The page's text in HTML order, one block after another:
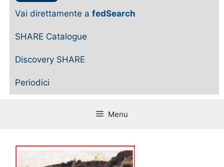
Vai direttamente a fedSearch
SHARE Catalogue
Discovery SHARE
Periodici
Menu